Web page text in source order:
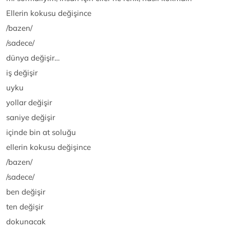
Ellerin kokusu değişince
/bazen/
/sadece/
dünya değişir…
iş değişir
uyku
yollar değişir
saniye değişir
içinde bin at soluğu
ellerin kokusu değişince
/bazen/
/sadece/
ben değişir
ten değişir
dokunacak